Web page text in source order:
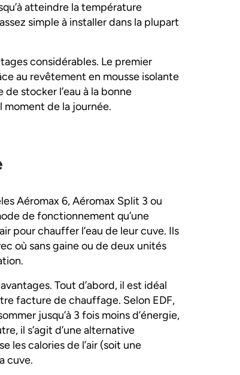
atteindre la température
simple à installer dans la plupart
considérables. Le premier
au revêtement en mousse isolante
stocker l’eau à la bonne
moment de la journée.
Aéromax 6, Aéromax Split 3 ou
de fonctionnement qu’une
pour chauffer l’eau de leur cuve. Ils
où sans gaine ou de deux unités
Tout d’abord, il est idéal
facture de chauffage. Selon EDF,
jusqu’à 3 fois moins d’énergie,
il s’agit d’une alternative
les calories de l’air (soit une
cuve.